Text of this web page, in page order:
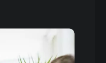
fiyatları